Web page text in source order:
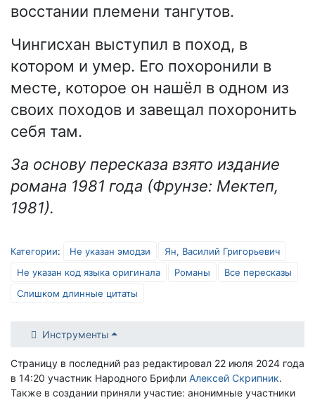
восстании племени тангутов.
Чингисхан выступил в поход, в
котором и умер. Его похоронили в
месте, которое он нашёл в одном из
своих походов и завещал похоронить
себя там.
За основу пересказа взято издание
романа 1981 года (Фрунзе: Мектеп,
1981).
Категории: Не указан эмодзи
Ян, Василий Григорьевич
Не указан код языка оригинала
Романы
Все пересказы
Слишком длинные цитаты
Инструменты
Страницу в последний раз редактировал 22 июля 2024 года
в 14:20 участник Народного Брифли Алексей Скрипник.
Также в создании приняли участие: анонимные участники